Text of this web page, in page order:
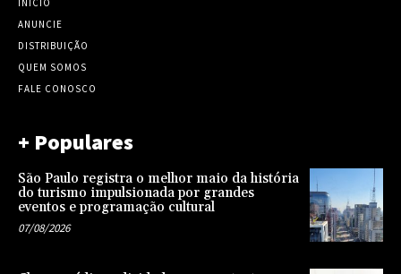
INÍCIO
ANUNCIE
DISTRIBUIÇÃO
QUEM SOMOS
FALE CONOSCO
+ Populares
São Paulo registra o melhor maio da história
do turismo impulsionada por grandes
eventos e programação cultural
07/08/2026